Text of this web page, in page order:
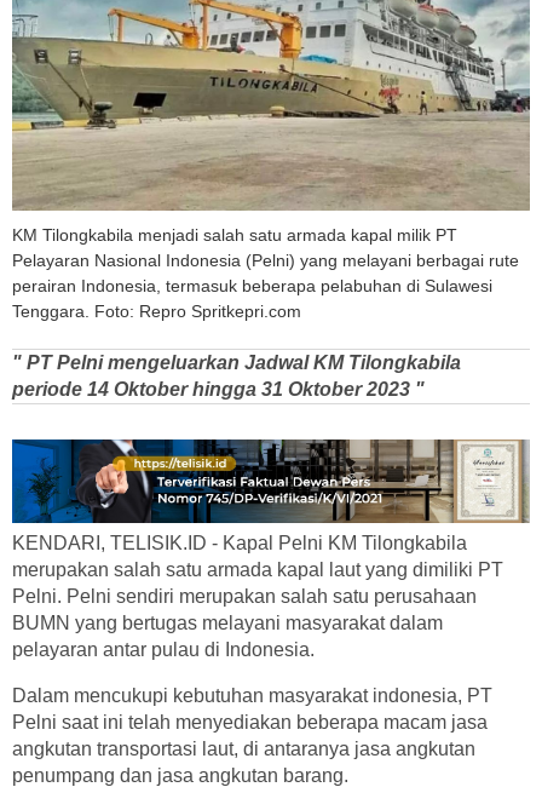
KM Tilongkabila menjadi salah satu armada kapal milik PT
Pelayaran Nasional Indonesia (Pelni) yang melayani berbagai rute
perairan Indonesia, termasuk beberapa pelabuhan di Sulawesi
Tenggara. Foto: Repro Spritkepri.com
" PT Pelni mengeluarkan Jadwal KM Tilongkabila
periode 14 Oktober hingga 31 Oktober 2023 "
KENDARI, TELISIK.ID - Kapal Pelni KM Tilongkabila
merupakan salah satu armada kapal laut yang dimiliki PT
Pelni. Pelni sendiri merupakan salah satu perusahaan
BUMN yang bertugas melayani masyarakat dalam
pelayaran antar pulau di Indonesia.
Dalam mencukupi kebutuhan masyarakat indonesia, PT
Pelni saat ini telah menyediakan beberapa macam jasa
angkutan transportasi laut, di antaranya jasa angkutan
penumpang dan jasa angkutan barang.